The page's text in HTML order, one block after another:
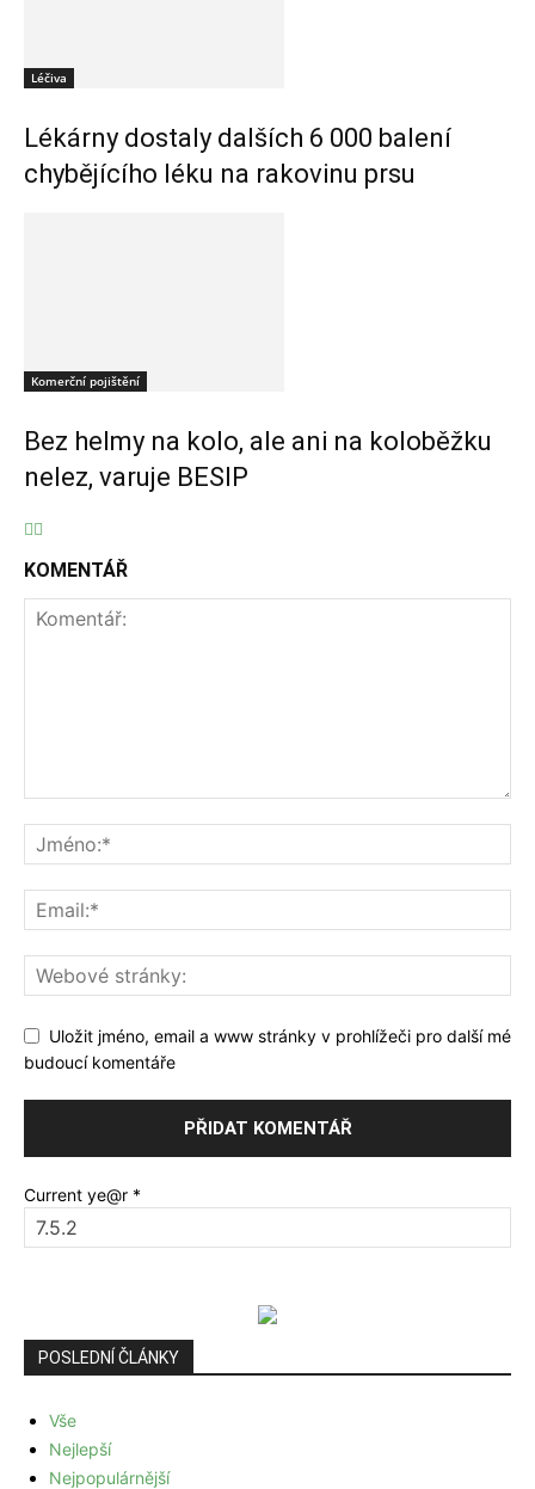
Léčiva
Lékárny dostaly dalších 6 000 balení
chybějícího léku na rakovinu prsu
Komerční pojištění
Bez helmy na kolo, ale ani na koloběžku
nelez, varuje BESIP
KOMENTÁŘ
Uložit jméno, email a www stránky v prohlížeči pro další mé
budoucí komentáře
Current ye@r *
POSLEDNÍ ČLÁNKY
Vše
Nejlepší
Nejpopulárnější